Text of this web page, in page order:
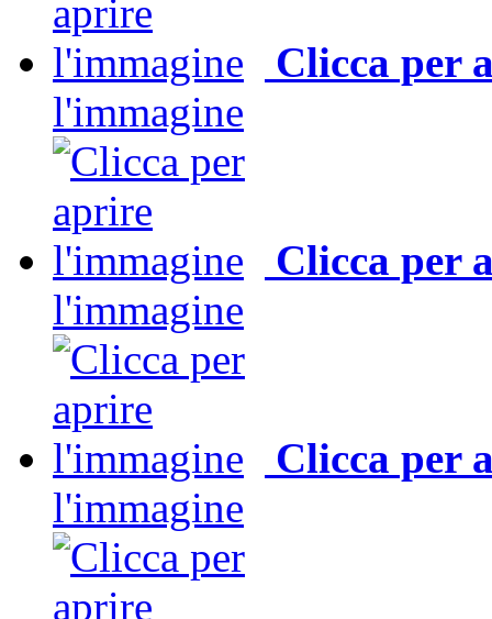
Clicca per
l'immagine
Clicca per
l'immagine
Clicca per
l'immagine